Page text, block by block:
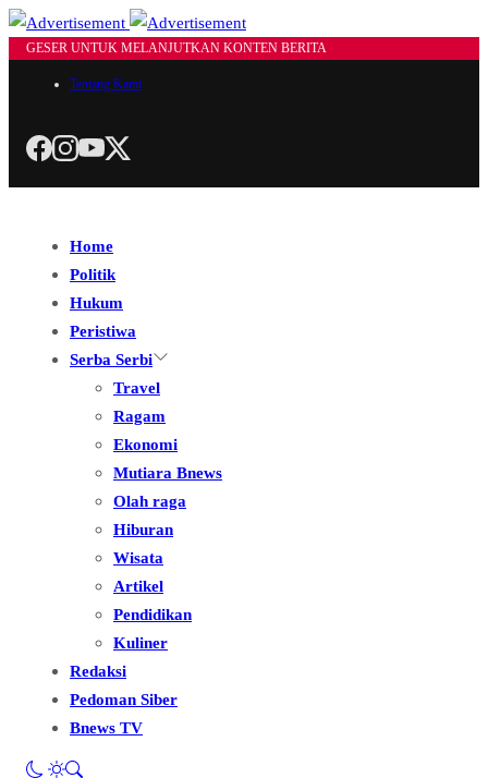
GESER UNTUK MELANJUTKAN KONTEN BERITA
Tentang Kami
Home
Politik
Hukum
Peristiwa
Serba Serbi
Travel
Ragam
Ekonomi
Mutiara Bnews
Olah raga
Hiburan
Wisata
Artikel
Pendidikan
Kuliner
Redaksi
Pedoman Siber
Bnews TV